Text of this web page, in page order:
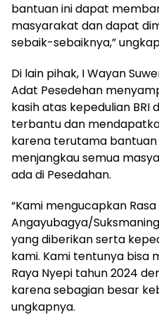
bantuan ini dapat
masyarakat dan dapat
sebaik-sebaiknya,”
Di lain pihak, I Wayan
Adat Pesedehan
kasih atas kepedulian
terbantu dan
karena terutama
menjangkau semua
ada di Pesedahan.
“Kami mengucapkan Rasa
Angayubagya/
yang diberikan serta
kami. Kami tentunya bisa
Raya Nyepi tahun 2024
karena sebagian besar
ungkapnya.